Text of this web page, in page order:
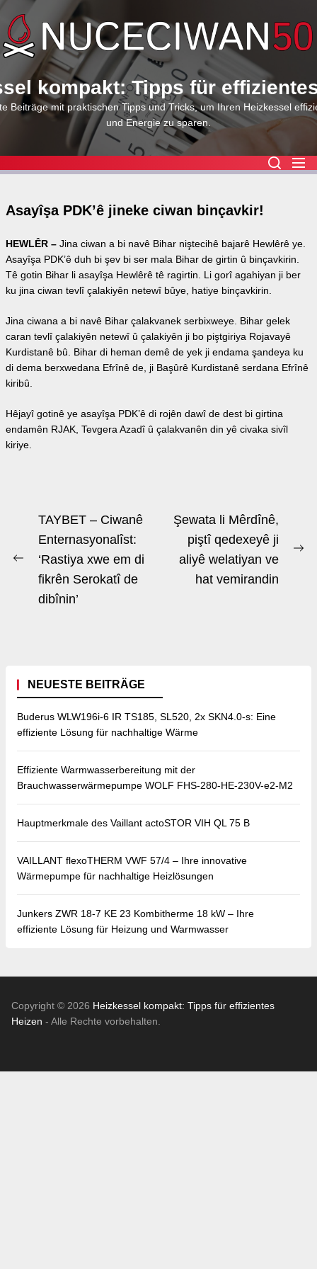
to
the
content
kompakt: Tipps für
Beiträge mit praktischen Tipps und Tricks, um Ihren Heizkessel
und Energie zu sparen.
Asayîşa PDK’ê jineke ciwan binçavkir!
HEWLÊR – Jina ciwan a bi navê Bihar niştecihê bajarê Hewlêrê ye.
Asayîşa PDK’ê duh bi şev bi ser mala Bihar de girtin û binçavkirin.
Tê gotin Bihar li asayîşa Hewlêrê tê ragirtin. Li gorî agahiyan ji ber
ku jina ciwan tevlî çalakiyên netewî bûye, hatiye binçavkirin.
Jina ciwana a bi navê Bihar çalakvanek serbixweye. Bihar gelek
caran tevlî çalakiyên netewî û çalakiyên ji bo piştgiriya Rojavayê
Kurdistanê bû. Bihar di heman demê de yek ji endama şandeya ku
di dema berxwedana Efrînê de, ji Başûrê Kurdistanê serdana Efrînê
kiribû.
Hêjayî gotinê ye asayîşa PDK’ê di rojên dawî de dest bi girtina
endamên RJAK, Tevgera Azadî û çalakvanên din yê civaka sivîl
kiriye.
Beitrags-
Navigation
Previous
post:
TAYBET – Ciwanê
Enternasyonalîst:
‘Rastiya xwe em di
fikrên Serokatî de
dibînin’
Şewata li Mêrdînê,
piştî qedexeyê ji
aliyê welatiyan ve
hat vemirandin
NEUESTE BEITRÄGE
Buderus WLW196i-6 IR TS185, SL520, 2x SKN4.0-s: Eine
effiziente Lösung für nachhaltige Wärme
Effiziente Warmwasserbereitung mit der
Brauchwasserwärmepumpe WOLF FHS-280-HE-230V-e2-M2
Hauptmerkmale des Vaillant actoSTOR VIH QL 75 B
VAILLANT flexoTHERM VWF 57/4 – Ihre innovative
Wärmepumpe für nachhaltige Heizlösungen
Junkers ZWR 18-7 KE 23 Kombitherme 18 kW – Ihre
effiziente Lösung für Heizung und Warmwasser
Copyright © 2026 Heizkessel kompakt: Tipps für effizientes
Heizen - Alle Rechte vorbehalten.